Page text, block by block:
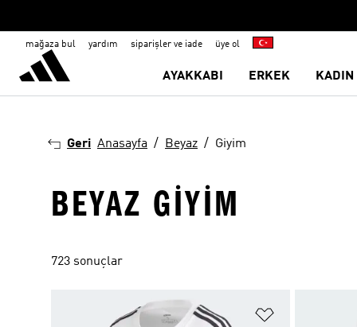
mağaza bul yardım siparişler ve iade üye ol
AYAKKABI ERKEK KADIN
Geri Anasayfa Beyaz Giyim
BEYAZ GIYIM
723 sonuçlar
Favori